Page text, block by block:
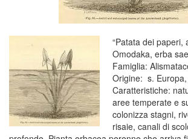
“Patata dei paperi,
Omodaka, erba
Famiglia:
Origine: s.
Caratteristiche:
aree temperate e
colonizza stagni,
risaie, canali di